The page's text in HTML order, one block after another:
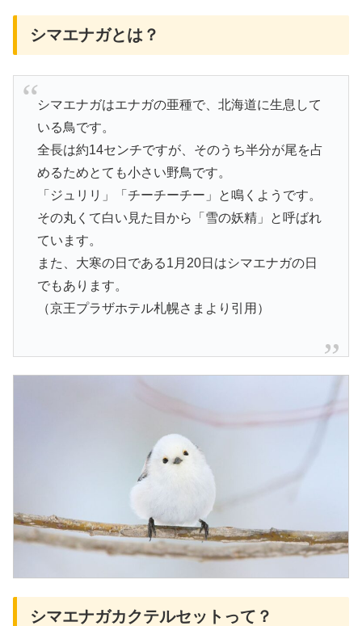
シマエナガとは？
シマエナガはエナガの亜種で、北海道に生息して
いる鳥です。
全長は約14センチですが、そのうち半分が尾を占
めるためとても小さい野鳥です。
「ジュリリ」「チーチーチー」と鳴くようです。
その丸くて白い見た目から「雪の妖精」と呼ばれ
ています。
また、大寒の日である1月20日はシマエナガの日
でもあります。
（京王プラザホテル札幌さまより引用）
シマエナガカクテルセットって？